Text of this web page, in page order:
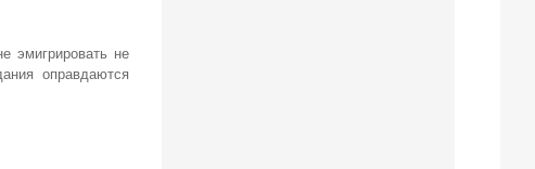
эмигрировать не
оправдаются